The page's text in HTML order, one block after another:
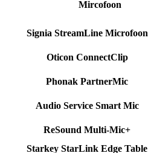
Mircofoon
Signia StreamLine Microfoon
Oticon ConnectClip
Phonak PartnerMic
Audio Service Smart Mic
ReSound Multi-Mic+
Starkey StarLink Edge Table